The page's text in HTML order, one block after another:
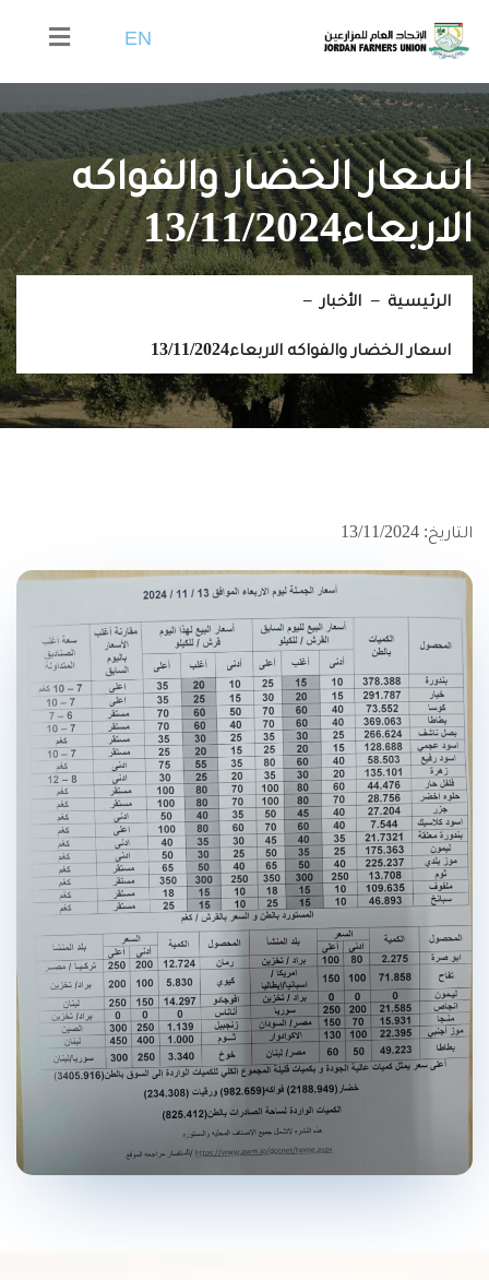
EN
اسعار الخضار والفواكه
الاربعاء13/11/2024
الرئيسية الأخبار
اسعار الخضار والفواكه الاربعاء13/11/2024
التاريخ: 13/11/2024